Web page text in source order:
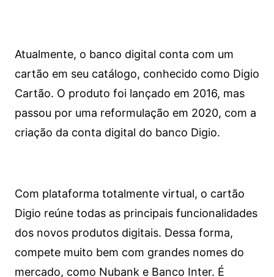
Atualmente, o banco digital conta com um
cartão em seu catálogo, conhecido como Digio
Cartão. O produto foi lançado em 2016, mas
passou por uma reformulação em 2020, com a
criação da conta digital do banco Digio.
Com plataforma totalmente virtual, o cartão
Digio reúne todas as principais funcionalidades
dos novos produtos digitais. Dessa forma,
compete muito bem com grandes nomes do
mercado, como Nubank e Banco Inter. É